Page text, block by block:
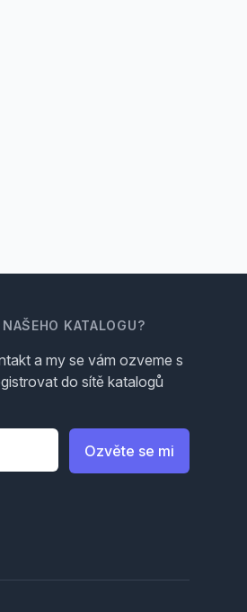
KATALOGU?
a my se vám ozveme s
do sítě katalogů
Ozvěte se mi